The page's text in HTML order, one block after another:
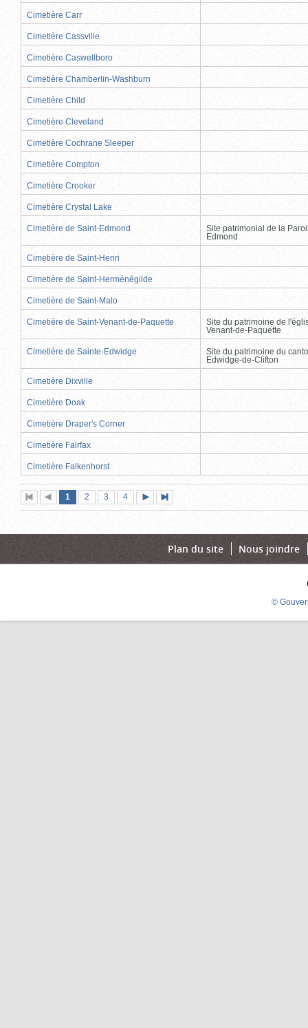
Cimetière Carr
Cimetière Cassville
Cimetière Caswellboro
Cimetière Chamberlin-Washburn
Cimetière Child
Cimetière Cleveland
Cimetière Cochrane Sleeper
Cimetière Compton
Cimetière Crooker
Cimetière Crystal Lake
Cimetière de Saint-Edmond
Site patrimonial de la
Edmond
Cimetière de Saint-Henri
Cimetière de Saint-Herménégilde
Cimetière de Saint-Malo
Cimetière de Saint-Venant-de-Paquette
Site du patrimoine de
Venant-de-Paquette
Cimetière de Sainte-Edwidge
Site du patrimoine du
Edwidge-de-Clifton
Cimetière Dixville
Cimetière Doak
Cimetière Draper's Corner
Cimetière Fairfax
Cimetière Falkenhorst
Première
page
Page
précédente
Page
1 (page
actuelle)
Page
2 Page
3 Page
4
suivante
page
Plan du site Nous joindre
©